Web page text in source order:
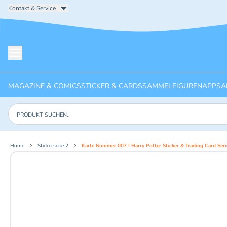
Kontakt & Service
MAGAZINE & COMICSSTICKER & CARDSSAMMELFIGURENAPPS
Produkte suchen
Home Stickerserie 2 Karte Nummer 007 I Harry Potter Sticker & Trading Card